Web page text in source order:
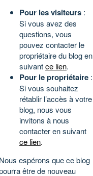
Pour les visiteurs :
Si vous avez des
questions, vous
pouvez contacter le
propriétaire du blog en
suivantce lien.
Pour le propriétaire :
Si vous souhaitez
rétablir l’accès à votre
blog, nous vous
invitons à nous
contacter en suivant
ce lien.
Nous espérons que ce blog
être de nouveau